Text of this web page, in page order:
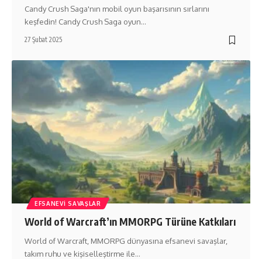
Candy Crush Saga'nın mobil oyun başarısının sırlarını
keşfedin! Candy Crush Saga oyun…
27 Şubat 2025
EFSANEVI SAVAŞLAR
World of Warcraft’ın MMORPG Türüne Katkıları
World of Warcraft, MMORPG dünyasına efsanevi savaşlar,
takım ruhu ve kişiselleştirme ile…